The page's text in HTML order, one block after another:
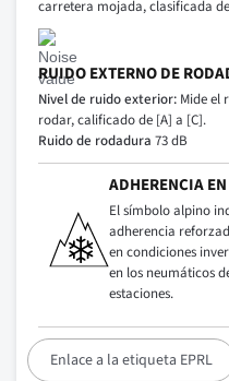
carretera mojada, clasificada
RUIDO EXTERNO DE
Nivel de ruido exterior: Mide el
rodar, calificado de [A] a [C].
Ruido de rodadura 73 dB
ADHERENCIA
El símbolo alpino
adherencia
en condiciones
en los neumáticos
estaciones.
Enlace a la etiqueta EPRL